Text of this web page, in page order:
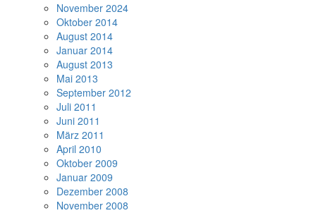
November 2024
Oktober 2014
August 2014
Januar 2014
August 2013
Mai 2013
September 2012
Juli 2011
Juni 2011
März 2011
April 2010
Oktober 2009
Januar 2009
Dezember 2008
November 2008